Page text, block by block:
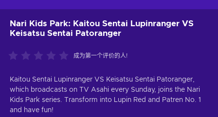
Nari Kids Park: Kaitou Sentai Lupinranger VS
Keisatsu Sentai Patoranger
成为第一个评价的人!
Kaitou Sentai Lupinranger VS Keisatsu Sentai Patoranger,
which broadcasts on TV Asahi every Sunday, joins the Nari
Kids Park series. Transform into Lupin Red and Patren No. 1
and have fun!